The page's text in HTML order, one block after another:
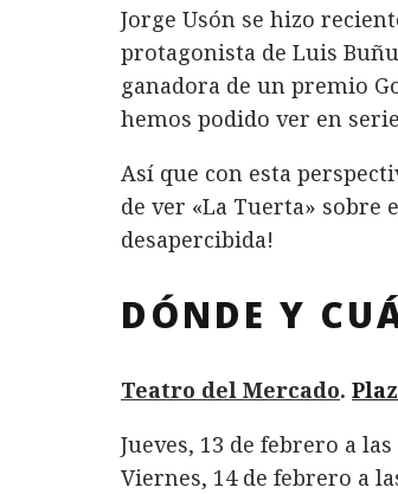
Jorge Usón se hizo
protagonista de Luis
ganadora de un premio
hemos podido ver en
Así que con esta
de ver «La Tuerta» sobre
desapercibida!
DÓNDE Y
Teatro del Mercado.
Jueves, 13 de febrero a las
Viernes, 14 de febrero a